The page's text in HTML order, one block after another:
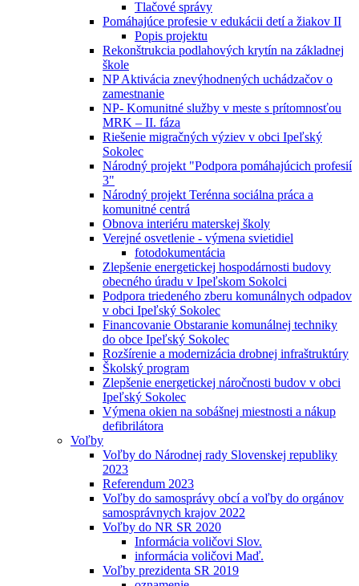
Tlačové správy
Pomáhajúce profesie v edukácii detí a žiakov II
Popis projektu
Rekonštrukcia podlahových krytín na základnej
škole
NP Aktivácia znevýhodnených uchádzačov o
zamestnanie
NP- Komunitné služby v meste s prítomnosťou
MRK – II. fáza
Riešenie migračných výziev v obci Ipeľský
Sokolec
Národný projekt "Podpora pomáhajúcich profesií
3"
Národný projekt Terénna sociálna práca a
komunitné centrá
Obnova interiéru materskej školy
Verejné osvetlenie - výmena svietidiel
fotodokumentácia
Zlepšenie energetickej hospodárnosti budovy
obecného úradu v Ipeľskom Sokolci
Podpora triedeného zberu komunálnych odpadov
v obci Ipeľský Sokolec
Financovanie Obstaranie komunálnej techniky
do obce Ipeľský Sokolec
Rozšírenie a modernizácia drobnej infraštruktúry
Školský program
Zlepšenie energetickej náročnosti budov v obci
Ipeľský Sokolec
Výmena okien na sobášnej miestnosti a nákup
defibrilátora
Voľby
Voľby do Národnej rady Slovenskej republiky
2023
Referendum 2023
Voľby do samosprávy obcí a voľby do orgánov
samosprávnych krajov 2022
Voľby do NR SR 2020
Informácia voličovi Slov.
informácia voličovi Maď.
Voľby prezidenta SR 2019